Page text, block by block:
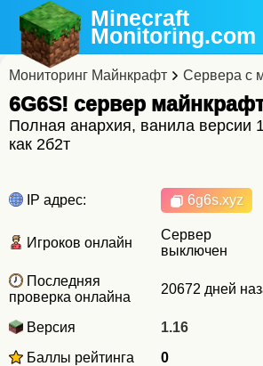
Minecraft
Monitoring.com
Мониторинг Майнкрафт Сервера с
6G6S! cервер
Полная анархия, ванила версии
как 2б2т
IP адрес: 6g6s.xyz
Игроков онлайн
Сервер
выключен
Последняя
проверка онлайна
20672 дней
Версия
1.16
Баллы рейтинга
0